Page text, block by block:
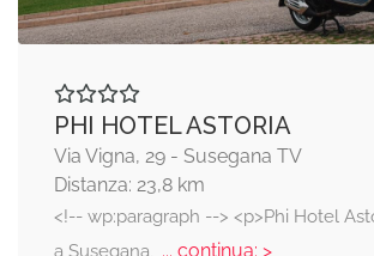
PHI HOTEL ASTORIA
Via Vigna, 29 - Susegana TV
Distanza: 23,8 km
<!-- wp:paragraph --> <p>Phi Hotel
a Susegana, ... continua: >